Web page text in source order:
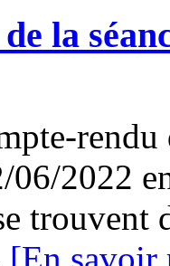
la
rendu
2022